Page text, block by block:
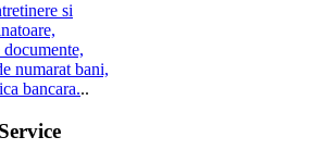
si
numarat bani,
bancara...